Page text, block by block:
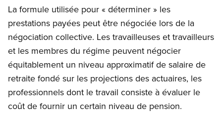
La formule utilisée pour « déterminer » les
prestations payées peut être négociée lors de la
négociation collective. Les travailleuses et travailleurs
et les membres du régime peuvent négocier
équitablement un niveau approximatif de salaire de
retraite fondé sur les projections des actuaires, les
professionnels dont le travail consiste à évaluer le
coût de fournir un certain niveau de pension.